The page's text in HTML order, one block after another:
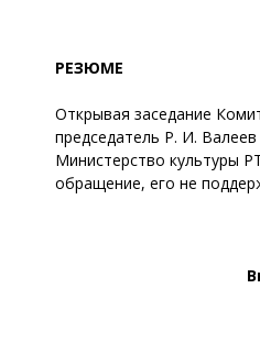
РЕЗЮМЕ
Открывая заседание
председатель Р. И.
Министерство культуры
обращение, его не